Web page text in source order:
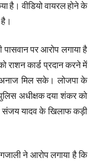
है। वीडियो वायरल होने के
पासवान पर आरोप लगाया है
राशन कार्ड प्रदान करने में
मिल सके। लोजपा के
अधीक्षक दया शंकर को
यादव के खिलाफ कड़ी
ने आरोप लगाया है कि